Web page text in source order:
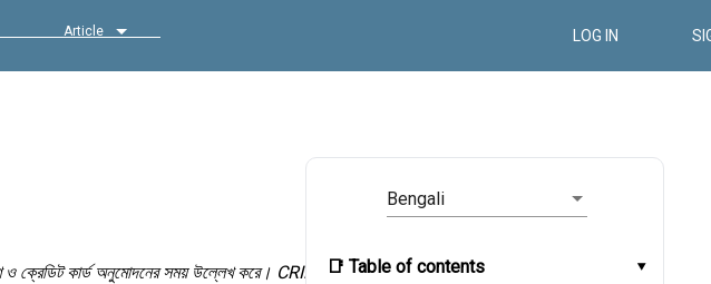
Article LOG IN
Bengali
📑 Table of contents
ও ক্রেডিট কার্ড অনুমোদনের সময় উল্লেখ করে। CRIF